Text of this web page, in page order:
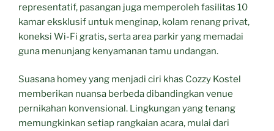
representatif, pasangan juga memperoleh fasilitas 10
kamar eksklusif untuk menginap, kolam renang privat,
koneksi Wi-Fi gratis, serta area parkir yang memadai
guna menunjang kenyamanan tamu undangan.
Suasana homey yang menjadi ciri khas Cozzy Kostel
memberikan nuansa berbeda dibandingkan venue
pernikahan konvensional. Lingkungan yang tenang
memungkinkan setiap rangkaian acara, mulai dari